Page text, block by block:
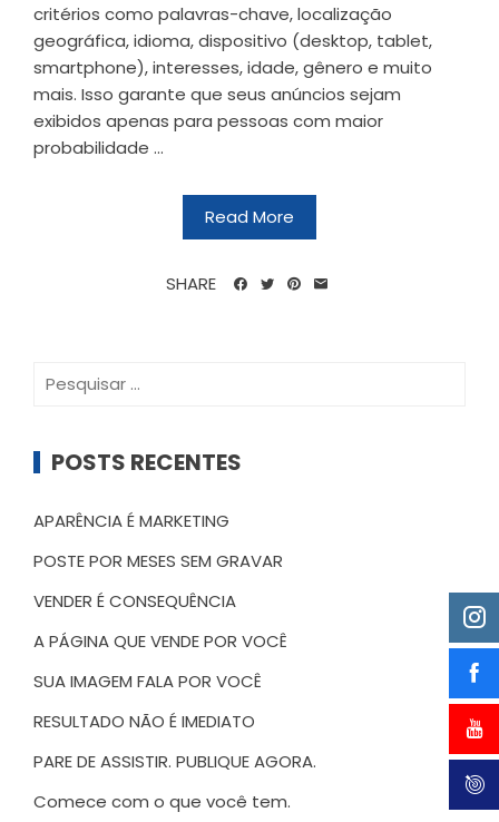
critérios como palavras-chave, localização
geográfica, idioma, dispositivo (desktop, tablet,
smartphone), interesses, idade, gênero e muito
mais. Isso garante que seus anúncios sejam
exibidos apenas para pessoas com maior
probabilidade ...
Read More
SHARE
Pesquisar
POSTS RECENTES
APARÊNCIA É MARKETING
POSTE POR MESES SEM GRAVAR
VENDER É CONSEQUÊNCIA
A PÁGINA QUE VENDE POR VOCÊ
SUA IMAGEM FALA POR VOCÊ
RESULTADO NÃO É IMEDIATO
PARE DE ASSISTIR. PUBLIQUE AGORA.
Comece com o que você tem.